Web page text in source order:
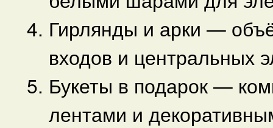
Гирлянды и арки —
входов и центральных
Букеты в подарок —
лентами и